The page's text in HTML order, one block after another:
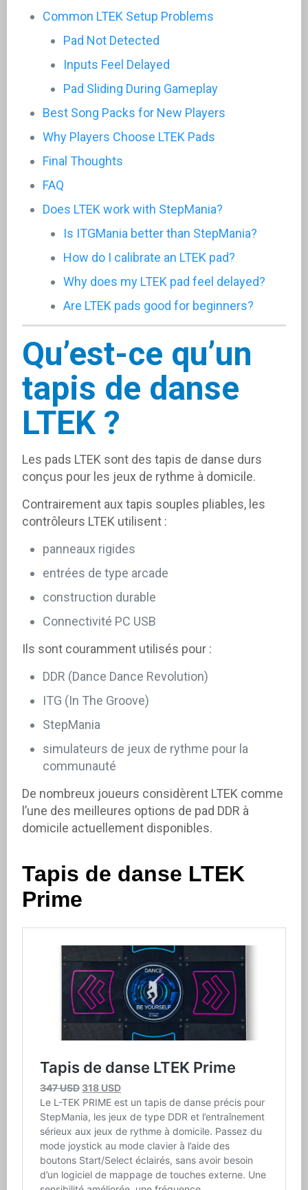
Common LTEK Setup Problems
Pad Not Detected
Inputs Feel Delayed
Pad Sliding During Gameplay
Best Song Packs for New Players
Why Players Choose LTEK Pads
Final Thoughts
FAQ
Does LTEK work with StepMania?
Is ITGMania better than StepMania?
How do I calibrate an LTEK pad?
Why does my LTEK pad feel delayed?
Are LTEK pads good for beginners?
Qu’est-ce qu’un
tapis de danse
LTEK ?
Les pads LTEK sont des tapis de danse durs
conçus pour les jeux de rythme à domicile.
Contrairement aux tapis souples pliables, les
contrôleurs LTEK utilisent :
panneaux rigides
entrées de type arcade
construction durable
Connectivité PC USB
Ils sont couramment utilisés pour :
DDR (Dance Dance Revolution)
ITG (In The Groove)
StepMania
simulateurs de jeux de rythme pour la
communauté
De nombreux joueurs considèrent LTEK comme
l’une des meilleures options de pad DDR à
domicile actuellement disponibles.